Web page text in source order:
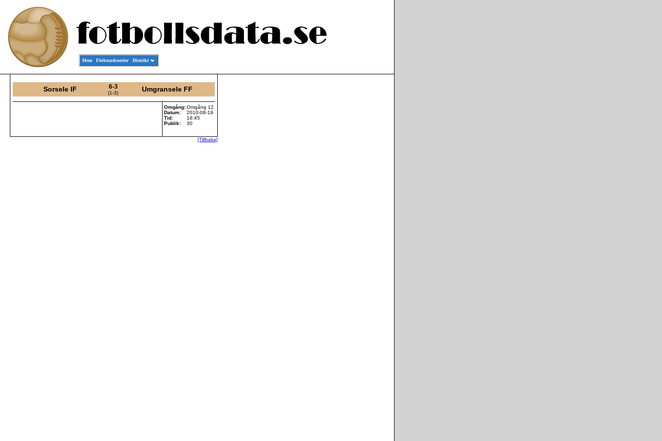
Hem Förbundsserier Distrikt
Sorsele IF 6-3
(1-3) Umgransele FF
Omgång:Omgång 12
Datum:
2010-08-19
Tid:
18:45
Publik:
30
[Tillbaka]